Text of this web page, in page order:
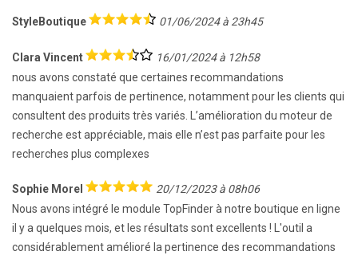
StyleBoutique 01/06/2024 à 23h45
Clara Vincent
16/01/2024 à 12h58
nous avons constaté que certaines recommandations
manquaient parfois de pertinence, notamment pour les clients qui
consultent des produits très variés. L’amélioration du moteur de
recherche est appréciable, mais elle n’est pas parfaite pour les
recherches plus complexes
Sophie Morel
20/12/2023 à 08h06
Nous avons intégré le module TopFinder à notre boutique en ligne
il y a quelques mois, et les résultats sont excellents ! L'outil a
considérablement amélioré la pertinence des recommandations